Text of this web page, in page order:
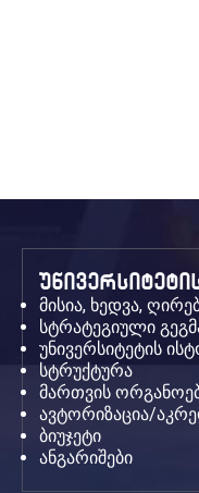
მისია, ხედვა,
სტრატეგიული
უნივერსიტეტის
სტრუქტურა
მართვის
ავტორიზაცია/
ბიუჯეტი
ანგარიშები